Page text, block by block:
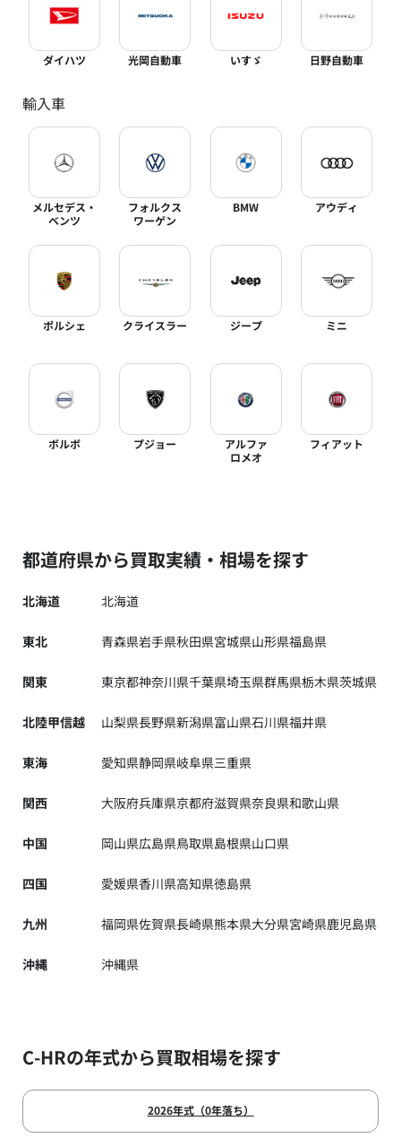
ダイハツ 光岡自動車 いすゞ 日野自動車
輸入車
メルセデス・
ベンツ
フォルクス
ワーゲン
BMW アウディ
ポルシェ クライスラー ジープ ミニ
ボルボ プジョー
アルファ
ロメオ
フィアット
都道府県から買取実績・相場を探す
北海道 北海道
東北 青森県岩手県秋田県宮城県山形県福島県
関東 東京都神奈川県千葉県埼玉県群馬県栃木県茨城県
北陸甲信越 山梨県長野県新潟県富山県石川県福井県
東海 愛知県静岡県岐阜県三重県
関西 大阪府兵庫県京都府滋賀県奈良県和歌山県
中国 岡山県広島県鳥取県島根県山口県
四国 愛媛県香川県高知県徳島県
九州 福岡県佐賀県長崎県熊本県大分県宮崎県鹿児島県
沖縄 沖縄県
C-HRの年式から買取相場を探す
2026年式（0年落ち）